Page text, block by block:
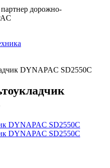
дорожно-
DYNAPAC SD2550C